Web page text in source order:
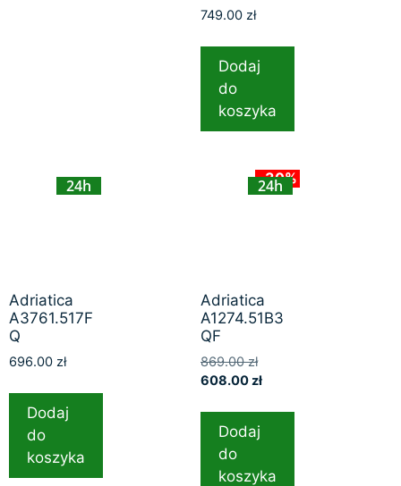
749.00 zł
Dodaj
do
koszyka
24h
Adriatica
A3761.517F
Q
696.00 zł
Dodaj
do
koszyka
-30%
24h
Adriatica
A1274.51B3
QF
869.00zł
608.00zł
Dodaj
do
koszyka